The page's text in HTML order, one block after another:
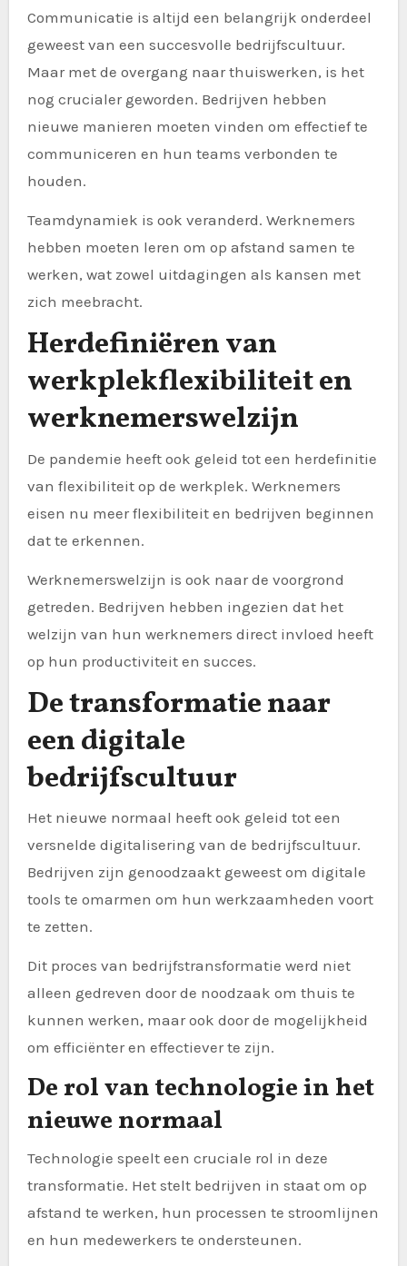
Communicatie is altijd een belangrijk onderdeel
geweest van een succesvolle bedrijfscultuur.
Maar met de overgang naar thuiswerken, is het
nog crucialer geworden. Bedrijven hebben
nieuwe manieren moeten vinden om effectief te
communiceren en hun teams verbonden te
houden.
Teamdynamiek is ook veranderd. Werknemers
hebben moeten leren om op afstand samen te
werken, wat zowel uitdagingen als kansen met
zich meebracht.
Herdefiniëren van
werkplekflexibiliteit en
werknemerswelzijn
De pandemie heeft ook geleid tot een herdefinitie
van flexibiliteit op de werkplek. Werknemers
eisen nu meer flexibiliteit en bedrijven beginnen
dat te erkennen.
Werknemerswelzijn is ook naar de voorgrond
getreden. Bedrijven hebben ingezien dat het
welzijn van hun werknemers direct invloed heeft
op hun productiviteit en succes.
De transformatie naar
een digitale
bedrijfscultuur
Het nieuwe normaal heeft ook geleid tot een
versnelde digitalisering van de bedrijfscultuur.
Bedrijven zijn genoodzaakt geweest om digitale
tools te omarmen om hun werkzaamheden voort
te zetten.
Dit proces van bedrijfstransformatie werd niet
alleen gedreven door de noodzaak om thuis te
kunnen werken, maar ook door de mogelijkheid
om efficiënter en effectiever te zijn.
De rol van technologie in het
nieuwe normaal
Technologie speelt een cruciale rol in deze
transformatie. Het stelt bedrijven in staat om op
afstand te werken, hun processen te stroomlijnen
en hun medewerkers te ondersteunen.